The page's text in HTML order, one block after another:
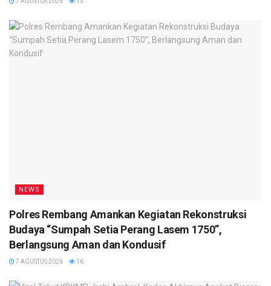
NEWS
Polres Rembang Amankan Kegiatan Rekonstruksi
Budaya “Sumpah Setia Perang Lasem 1750”,
Berlangsung Aman dan Kondusif
7 AGUSTUS 2026 16